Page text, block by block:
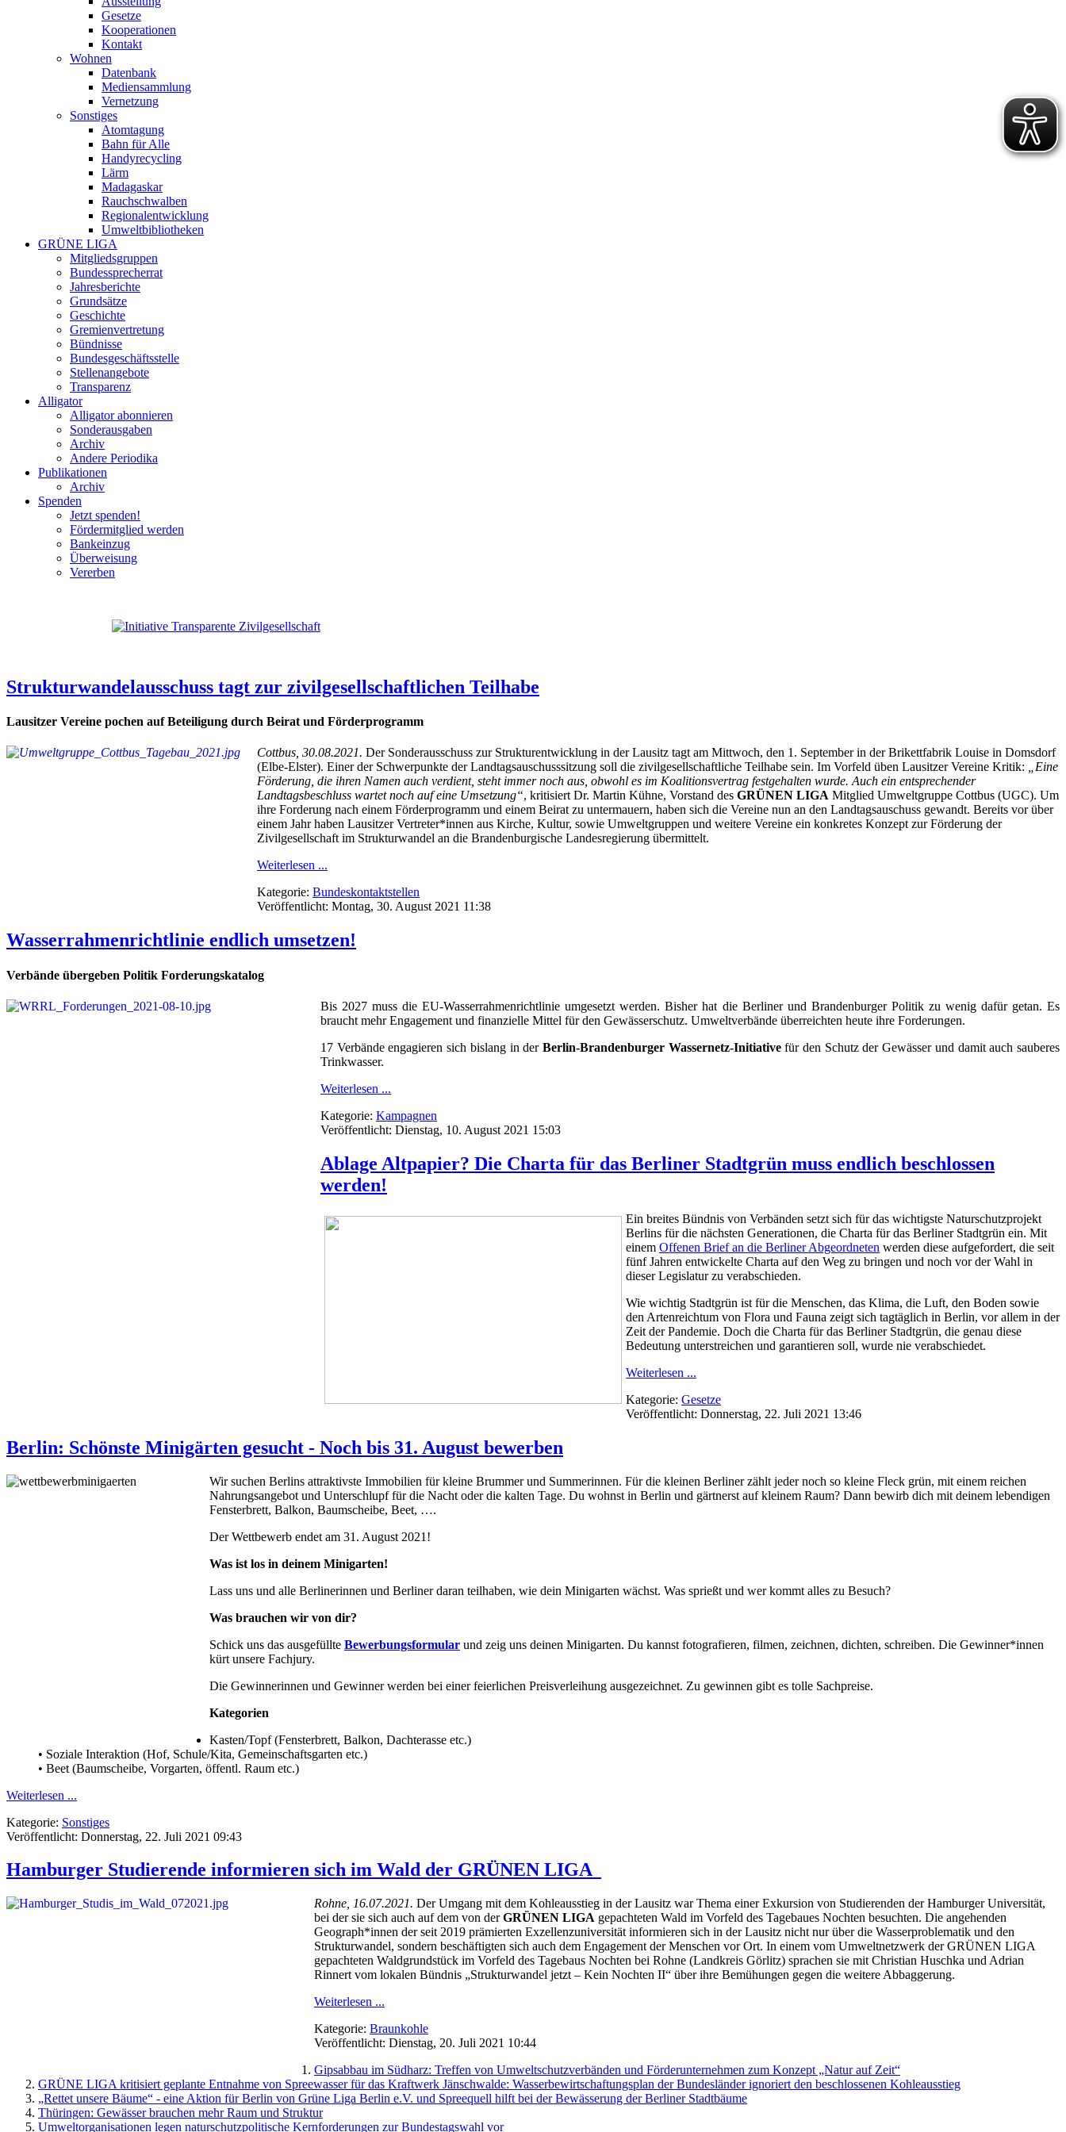
Gesetze
Kooperationen
Kontakt
Wohnen
Datenbank
Mediensammlung
Vernetzung
Sonstiges
Atomtagung
Bahn für Alle
Handyrecycling
Lärm
Madagaskar
Rauchschwalben
Regionalentwicklung
Umweltbibliotheken
GRÜNE LIGA
Mitgliedsgruppen
Bundessprecherrat
Jahresberichte
Grundsätze
Geschichte
Gremienvertretung
Bündnisse
Bundesgeschäftsstelle
Stellenangebote
Transparenz
Alligator
Alligator abonnieren
Sonderausgaben
Archiv
Andere Periodika
Publikationen
Archiv
Spenden
Jetzt spenden!
Fördermitglied werden
Bankeinzug
Überweisung
Vererben
Strukturwandelausschuss tagt zur zivilgesellschaftlichen Teilhabe
Lausitzer Vereine pochen auf Beteiligung durch Beirat und Förderprogramm
Cottbus, 30.08.2021. Der Sonderausschuss zur Strukturentwicklung in der Lausitz tagt am Mittwoch, den 1. September in der Brikettfabrik Louise in Domsdorf
(Elbe-Elster). Einer der Schwerpunkte der Landtagsauschusssitzung soll die zivilgesellschaftliche Teilhabe sein. Im Vorfeld üben Lausitzer Vereine Kritik: „Eine
Förderung, die ihren Namen auch verdient, steht immer noch aus, obwohl es im Koalitionsvertrag festgehalten wurde. Auch ein entsprechender
Landtagsbeschluss wartet noch auf eine Umsetzung“, kritisiert Dr. Martin Kühne, Vorstand des GRÜNEN LIGA Mitglied Umweltgruppe Cottbus (UGC). Um
ihre Forderung nach einem Förderprogramm und einem Beirat zu untermauern, haben sich die Vereine nun an den Landtagsauschuss gewandt. Bereits vor über
einem Jahr haben Lausitzer Vertreter*innen aus Kirche, Kultur, sowie Umweltgruppen und weitere Vereine ein konkretes Konzept zur Förderung der
Zivilgesellschaft im Strukturwandel an die Brandenburgische Landesregierung übermittelt.
Weiterlesen ...
Kategorie: Bundeskontaktstellen
Veröffentlicht: Montag, 30. August 2021 11:38
Wasserrahmenrichtlinie endlich umsetzen!
Verbände übergeben Politik Forderungskatalog
Bis 2027 muss die EU-Wasserrahmenrichtlinie umgesetzt werden. Bisher hat die Berliner und Brandenburger Politik zu wenig dafür getan. Es
braucht mehr Engagement und finanzielle Mittel für den Gewässerschutz. Umweltverbände überreichten heute ihre Forderungen.
17 Verbände engagieren sich bislang in der Berlin-Brandenburger Wassernetz-Initiativefür den Schutz der Gewässer und damit auch sauberes
Trinkwasser.
Weiterlesen ...
Kategorie: Kampagnen
Veröffentlicht: Dienstag, 10. August 2021 15:03
Ablage Altpapier? Die Charta für das Berliner Stadtgrün muss endlich beschlossen
werden!
Ein breites Bündnis von Verbänden setzt sich für das wichtigste Naturschutzprojekt
Berlins für die nächsten Generationen, die Charta für das Berliner Stadtgrün ein. Mit
einem Offenen Brief an die Berliner Abgeordneten werden diese aufgefordert, die seit
fünf Jahren entwickelte Charta auf den Weg zu bringen und noch vor der Wahl in
dieser Legislatur zu verabschieden.
Wie wichtig Stadtgrün ist für die Menschen, das Klima, die Luft, den Boden sowie
den Artenreichtum von Flora und Fauna zeigt sich tagtäglich in Berlin, vor allem in der
Zeit der Pandemie. Doch die Charta für das Berliner Stadtgrün, die genau diese
Bedeutung unterstreichen und garantieren soll, wurde nie verabschiedet.
Weiterlesen ...
Kategorie: Gesetze
Veröffentlicht: Donnerstag, 22. Juli 2021 13:46
Berlin: Schönste Minigärten gesucht - Noch bis 31. August bewerben
Wir suchen Berlins attraktivste Immobilien für kleine Brummer und Summerinnen. Für die kleinen Berliner zählt jeder noch so kleine Fleck grün, mit einem reichen
Nahrungsangebot und Unterschlupf für die Nacht oder die kalten Tage. Du wohnst in Berlin und gärtnerst auf kleinem Raum? Dann bewirb dich mit deinem lebendigen
Fensterbrett, Balkon, Baumscheibe, Beet, ….
Der Wettbewerb endet am 31. August 2021!
Was ist los in deinem Minigarten!
Lass uns und alle Berlinerinnen und Berliner daran teilhaben, wie dein Minigarten wächst. Was sprießt und wer kommt alles zu Besuch?
Was brauchen wir von dir?
Schick uns das ausgefüllte Bewerbungsformular und zeig uns deinen Minigarten. Du kannst fotografieren, filmen, zeichnen, dichten, schreiben. Die Gewinner*innen
kürt unsere Fachjury.
Die Gewinnerinnen und Gewinner werden bei einer feierlichen Preisverleihung ausgezeichnet. Zu gewinnen gibt es tolle Sachpreise.
Kategorien
Kasten/Topf (Fensterbrett, Balkon, Dachterasse etc.)
• Soziale Interaktion (Hof, Schule/Kita, Gemeinschaftsgarten etc.)
• Beet (Baumscheibe, Vorgarten, öffentl. Raum etc.)
Weiterlesen ...
Kategorie: Sonstiges
Veröffentlicht: Donnerstag, 22. Juli 2021 09:43
Hamburger Studierende informieren sich im Wald der GRÜNEN LIGA
Rohne, 16.07.2021. Der Umgang mit dem Kohleausstieg in der Lausitz war Thema einer Exkursion von Studierenden der Hamburger Universität,
bei der sie sich auch auf dem von derGRÜNEN LIGA gepachteten Wald im Vorfeld des Tagebaues Nochten besuchten. Die angehenden
Geograph*innen der seit 2019 prämierten Exzellenzuniversität informieren sich in der Lausitz nicht nur über die Wasserproblematik und den
Strukturwandel, sondern beschäftigten sich auch dem Engagement der Menschen vor Ort. In einem vom Umweltnetzwerk der GRÜNEN LIGA
gepachteten Waldgrundstück im Vorfeld des Tagebaus Nochten bei Rohne (Landkreis Görlitz) sprachen sie mit Christian Huschka und Adrian
Rinnert vom lokalen Bündnis „Strukturwandel jetzt – Kein Nochten II“ über ihre Bemühungen gegen die weitere Abbaggerung.
Weiterlesen ...
Kategorie: Braunkohle
Veröffentlicht: Dienstag, 20. Juli 2021 10:44
Gipsabbau im Südharz: Treffen von Umweltschutzverbänden und Förderunternehmen zum Konzept „Natur auf Zeit“
GRÜNE LIGA kritisiert geplante Entnahme von Spreewasser für das Kraftwerk Jänschwalde: Wasserbewirtschaftungsplan der Bundesländer ignoriert den beschlossenen Kohleausstieg
„Rettet unsere Bäume“ - eine Aktion für Berlin von Grüne Liga Berlin e.V. und Spreequell hilft bei der Bewässerung der Berliner Stadtbäume
Thüringen: Gewässer brauchen mehr Raum und Struktur
Umweltorganisationen legen naturschutzpolitische Kernforderungen zur Bundestagswahl vor